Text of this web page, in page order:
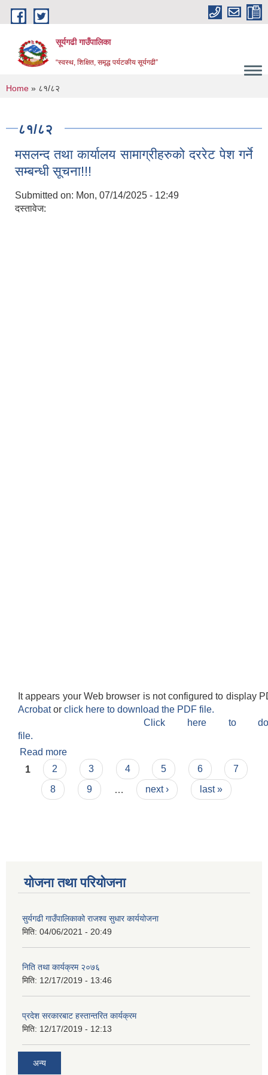
Skip to main content
सूर्यगढी गाउँपालिका
“स्वस्थ, शिक्षित, समृद्ध पर्यटकीय सूर्यगढी”
You are here
Home » ८१/८२
८१/८२
मसलन्द तथा कार्यालय सामाग्रीहरुको दररेट पेश गर्ने
सम्बन्धी सूचना!!!
Submitted on: Mon, 07/14/2025 - 12:49
दस्तावेज:
It appears your Web browser is not configured to display
Acrobator click here to download the PDF file.
Click here to
file.
Read more
सम्बन्धी सूचना!!!
Pages
1 2 3 4 5 6
7
8
9 next › last »
योजना तथा परियोजना
सुर्यगढी गाउँपालिकाको राजश्व सुधार कार्ययोजना
मिति: 04/06/2021 - 20:49
निति तथा कार्यक्रम २०७६
मिति: 12/17/2019 - 13:46
प्रदेश सरकारबाट हस्तान्तरित कार्यक्रम
मिति: 12/17/2019 - 12:13
अन्य